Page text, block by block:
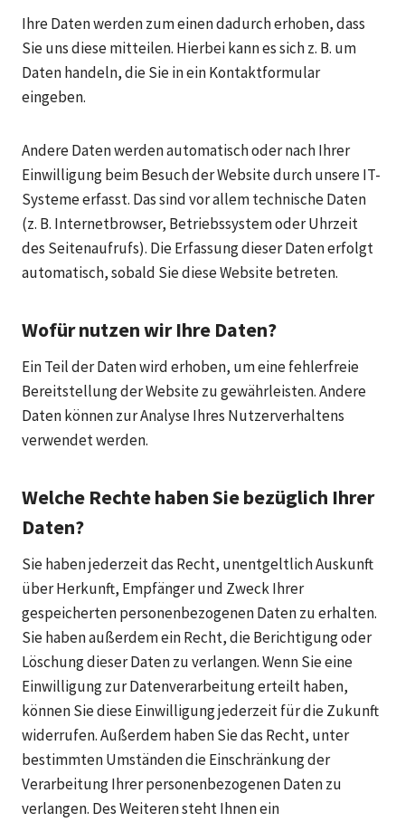
Ihre Daten werden zum einen dadurch erhoben, dass
Sie uns diese mitteilen. Hierbei kann es sich z. B. um
Daten handeln, die Sie in ein Kontaktformular
eingeben.
Andere Daten werden automatisch oder nach Ihrer
Einwilligung beim Besuch der Website durch unsere IT-
Systeme erfasst. Das sind vor allem technische Daten
(z. B. Internetbrowser, Betriebssystem oder Uhrzeit
des Seitenaufrufs). Die Erfassung dieser Daten erfolgt
automatisch, sobald Sie diese Website betreten.
Wofür nutzen wir Ihre Daten?
Ein Teil der Daten wird erhoben, um eine fehlerfreie
Bereitstellung der Website zu gewährleisten. Andere
Daten können zur Analyse Ihres Nutzerverhaltens
verwendet werden.
Welche Rechte haben Sie bezüglich Ihrer
Daten?
Sie haben jederzeit das Recht, unentgeltlich Auskunft
über Herkunft, Empfänger und Zweck Ihrer
gespeicherten personenbezogenen Daten zu erhalten.
Sie haben außerdem ein Recht, die Berichtigung oder
Löschung dieser Daten zu verlangen. Wenn Sie eine
Einwilligung zur Datenverarbeitung erteilt haben,
können Sie diese Einwilligung jederzeit für die Zukunft
widerrufen. Außerdem haben Sie das Recht, unter
bestimmten Umständen die Einschränkung der
Verarbeitung Ihrer personenbezogenen Daten zu
verlangen. Des Weiteren steht Ihnen ein